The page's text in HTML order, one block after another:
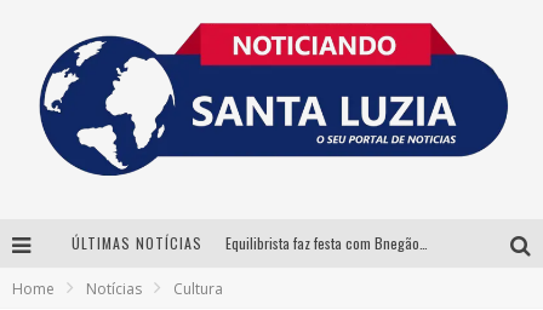
ÚLTIMAS NOTÍCIAS
Home Notícias Cultura